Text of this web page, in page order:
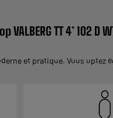
TT 4* 102 D
et pratique. Vous optez